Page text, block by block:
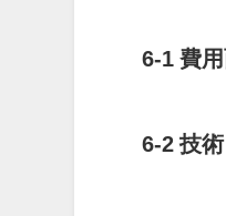
6-1 費
6-2 技